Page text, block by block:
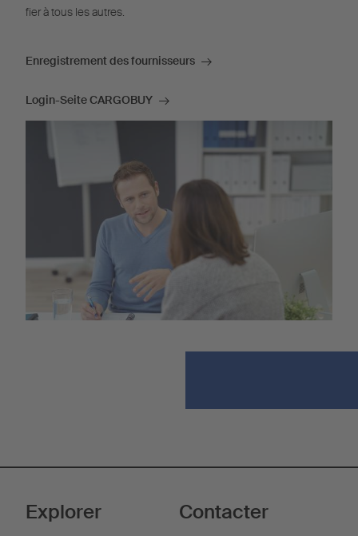
fier à tous les autres.
Enregistrement des fournisseurs
Login-Seite CARGOBUY
Explorer Contacter